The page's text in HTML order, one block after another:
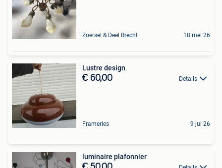
Zoersel & Deel Brecht 18 mei 26
Lustre design
€ 60,00 Details
Frameries 9 jul 26
luminaire plafonnier